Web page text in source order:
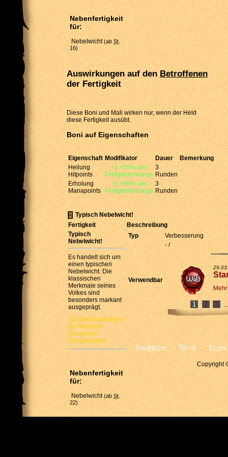
Nebenfertigkeit
für:
Nebelwicht(abSt.
16)
Auswirkungen auf denBetroffenen
der Fertigkeit
Diese Boni und Mali wirken nur, wenn der Held
diese Fertigkeit ausübt.
Boni auf Eigenschaften
Eigenschaft Modifikator Dauer
Bemerkung
Heilung
Hitpoints
+1+50% des
Fertigkeitenrangs
3
Runden
Erholung
Manapoints
+1 +50% des
Fertigkeitenrangs
3
Runden
Typisch Nebelwicht!
Fertigkeit
Beschreibung
Typisch
Nebelwicht!
Es handelt sich um
einen typischen
Nebelwicht. Die
klassischen
Merkmale seines
Volkes sind
besonders markant
ausgeprägt.
Zur Beschreibung in
der World of
Dungeons-
Enzyklopädie ...
Nebenfertigkeit
für:
Nebelwicht(abSt.
22)
Typ Verbesserung
Verwendbar
- /
Mehr
2 3
Copyright